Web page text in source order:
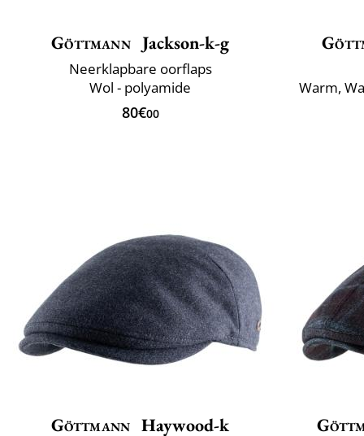
Göttmann Jackson-k-g
Neerklapbare oorflaps
Wol - polyamide
80€00
Warm,
Göttmann Haywood-k